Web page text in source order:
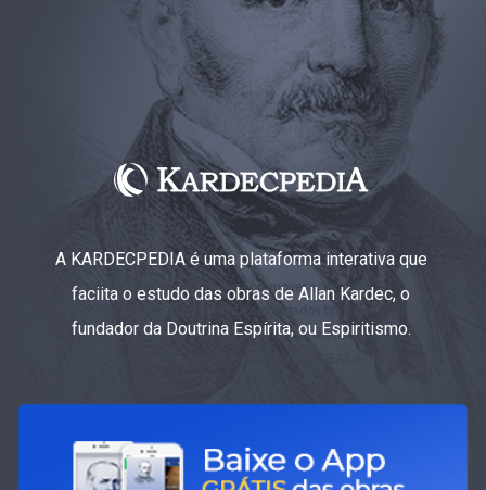
A KARDECPEDIA é uma plataforma interativa que
faciita o estudo das obras de Allan Kardec, o
fundador da Doutrina Espírita, ou Espiritismo.